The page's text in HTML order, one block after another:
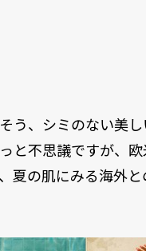
う、シミのない美し
と不思議ですが、
の肌にみる海外と